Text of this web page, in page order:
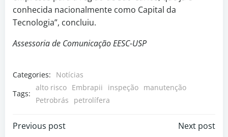
conhecida nacionalmente como Capital da
Tecnologia”, concluiu.
Assessoria de Comunicação EESC-USP
Categories:
Notícias
Tags:
alto risco Embrapii inspeção manutenção
Petrobrás
petrolífera
Previous post Next post